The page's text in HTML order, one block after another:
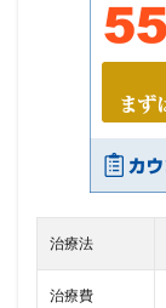
治療法
治療費